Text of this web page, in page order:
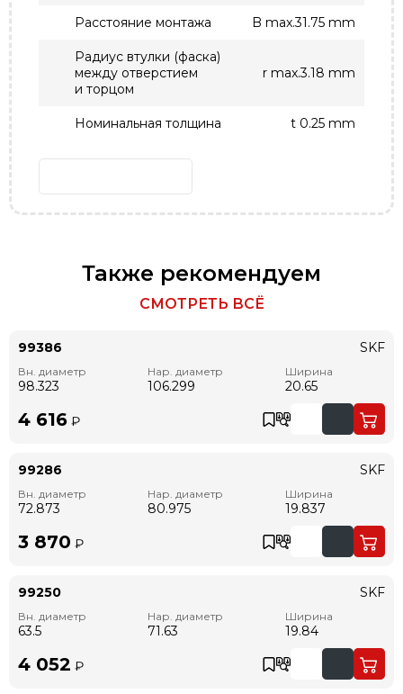
Расстояние монтажа B max.31.75 mm
Радиус втулки (фаска)
между отверстием
и торцом
r max.3.18 mm
Номинальная толщина t 0.25 mm
Также рекомендуем
СМОТРЕТЬ ВСЁ
99386
Вн. диаметр
98.323
Нар. диаметр
106.299
Ширина
20.65
SKF
4 616 ₽
99286
Вн. диаметр
72.873
Нар. диаметр
80.975
Ширина
19.837
SKF
3 870 ₽
99250
Вн. диаметр
63.5
Нар. диаметр
71.63
Ширина
19.84
SKF
4 052 ₽